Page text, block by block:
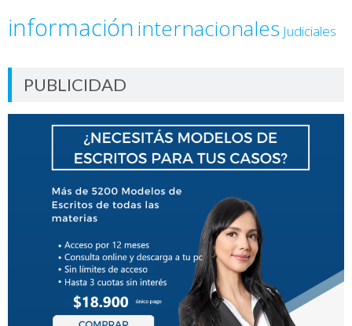
informacióninternacionales Judiciales
PUBLICIDAD